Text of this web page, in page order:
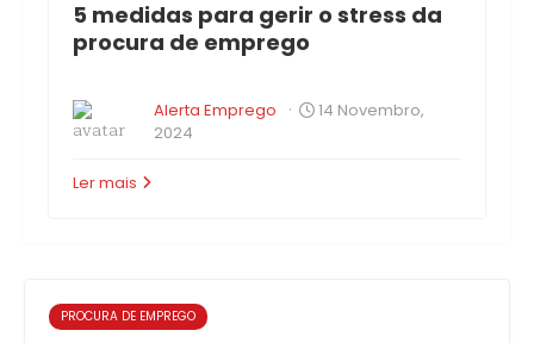
5 medidas para gerir o stress da
procura de emprego
Alerta Emprego ·
14 Novembro,
2024
Ler mais
PROCURA DE EMPREGO